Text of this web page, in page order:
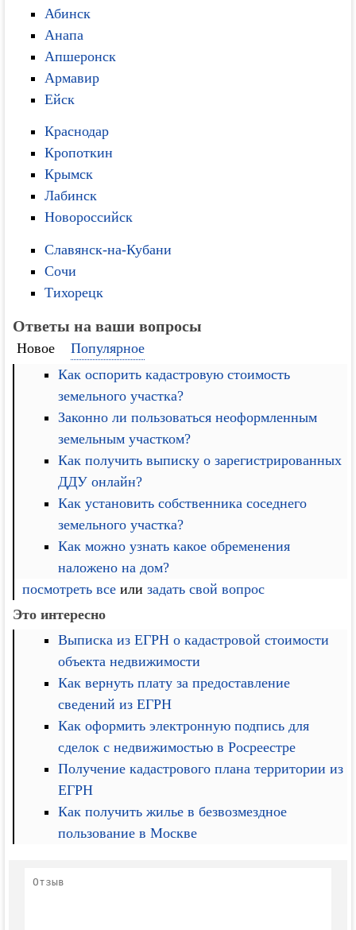
Абинск
Анапа
Апшеронск
Армавир
Ейск
Краснодар
Кропоткин
Крымск
Лабинск
Новороссийск
Славянск-на-Кубани
Сочи
Тихорецк
Ответы на ваши вопросы
Новое
Популярное
Как оспорить кадастровую стоимость
земельного участка?
Законно ли пользоваться неоформленным
земельным участком?
Как получить выписку о зарегистрированных
ДДУ онлайн?
Как установить собственника соседнего
земельного участка?
Как можно узнать какое обременения
наложено на дом?
посмотреть все илизадать свой вопрос
Это интересно
Выписка из ЕГРН о кадастровой стоимости
объекта недвижимости
Как вернуть плату за предоставление
сведений из ЕГРН
Как оформить электронную подпись для
сделок с недвижимостью в Росреестре
Получение кадастрового плана территории из
ЕГРН
Как получить жилье в безвозмездное
пользование в Москве